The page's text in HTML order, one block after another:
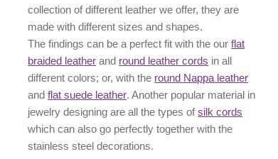
collection of different leather we offer, they are
made with different sizes andshapes.
The findings can be a perfect fit with the ourflat
braided leather and round leather cords in all
different colors; or, with the round Nappa leather
andflat suede leather. Another popular material in
jewelry designing are all the types ofsilk cords
which can also go perfectly together with the
stainless steel decorations.